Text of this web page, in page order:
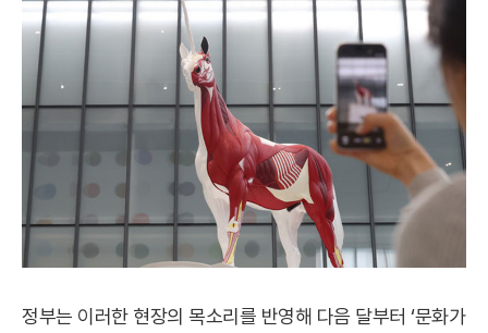
정부는 이러한 현장의 목소리를 반영해 다음 달부터 ‘문화가